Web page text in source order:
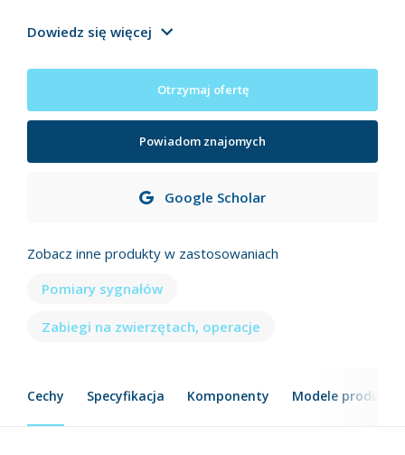
Dowiedz się więcej
Otrzymaj ofertę
Powiadom znajomych
Google Scholar
Zobacz inne produkty w zastosowaniach
Pomiary sygnałów
Zabiegi na zwierzętach, operacje
Cechy Specyfikacja Komponenty Modele produktu